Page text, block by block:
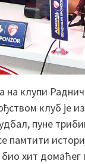
на клупи
клуб је
пуне
хит